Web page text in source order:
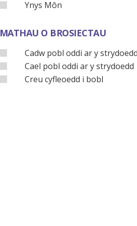
Ynys Môn
MATHAU O BROSIECTAU
Cadw pobl oddi ar y
Cael pobl oddi ar y strydoedd
Creu cyfleoedd i bobl